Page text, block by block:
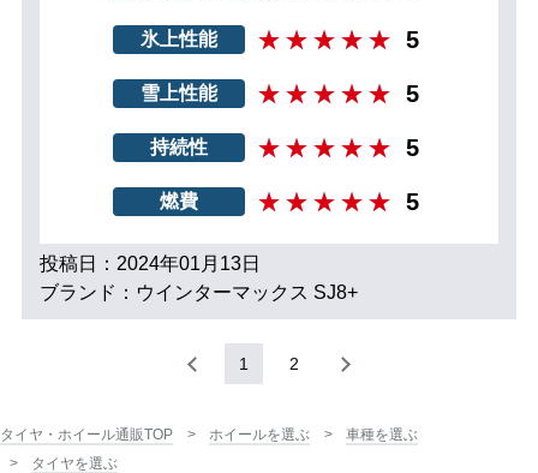
氷上性能 5
雪上性能 5
持続性 5
燃費 5
投稿日：2024年01月13日
ブランド：ウインターマックス SJ8+
1 2
タイヤ・ホイール通販TOP ホイールを選ぶ
車種を選ぶ
タイヤを選ぶ